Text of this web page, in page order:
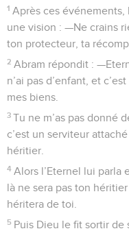
1 Après ces événements,
une vision : —Ne crains
ton protecteur, ta
2 Abram répondit :
n’ai pas d’enfant, et
mes biens.
3 Tu ne m’as pas donné
c’est un serviteur
héritier.
4 Alors l’Eternel lui parla
là ne sera pas ton
héritera de toi.
5 Puis Dieu le fit sortir